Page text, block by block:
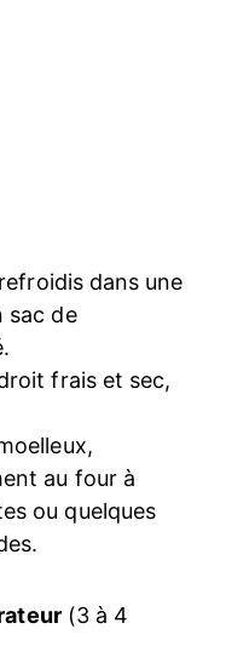
dans une
sac de
frais et sec,
au four à
ou quelques
(3 à 4